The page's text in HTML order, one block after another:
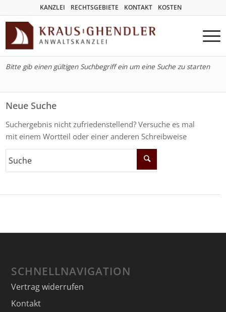
KANZLEI RECHTSGEBIETE KONTAKT KOSTEN
Bitte gib einen gültigen Suchbegriff ein um eine Suche zu starten
Neue Suche
Suchergebnis nicht zufriedenstellend? Versuche es mal
mit einem Wortteil oder einer anderen Schreibweise
SCHNELLNAVIGATION
Vertrag widerrufen
Kontakt